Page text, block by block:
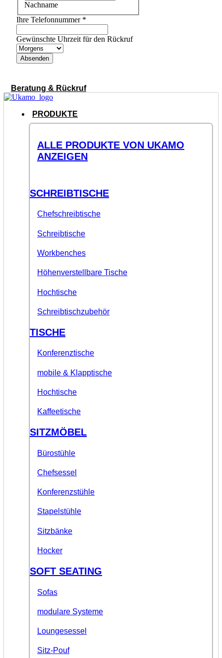
Nachname
Ihre Telefonnummer *
Gewünschte Uhrzeit für den Rückruf
Absenden
Beratung & Rückruf
PRODUKTE
ALLE PRODUKTE VON UKAMO
ANZEIGEN
SCHREIBTISCHE
Chefschreibtische
Schreibtische
Workbenches
Höhenverstellbare Tische
Hochtische
Schreibtischzubehör
TISCHE
Konferenztische
mobile & Klapptische
Hochtische
Kaffeetische
SITZMÖBEL
Bürostühle
Chefsessel
Konferenzstühle
Stapelstühle
Sitzbänke
Hocker
SOFT SEATING
Sofas
modulare Systeme
Loungesessel
Sitz-Pouf